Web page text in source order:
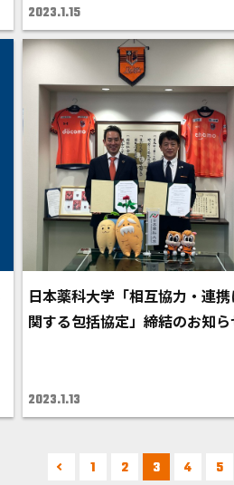
2023.1.15
日本薬科大学「相互協力・連携
関する包括協定」締結のお知ら
2023.1.13
1 2 3 4 5